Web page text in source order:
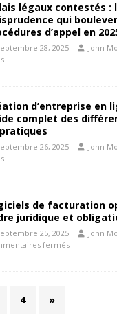
légaux contestés :
qui
d’appel en
28, 2025
John
d’entreprise en
complet des
26, 2025
John
de facturation
juridique et
25, 2025
John
fermés
4 »